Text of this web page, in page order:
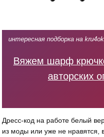
интересная подборка на
Вяжем шарф
авторских
Дресс-код на работе белый
из моды или уже не нравятся,